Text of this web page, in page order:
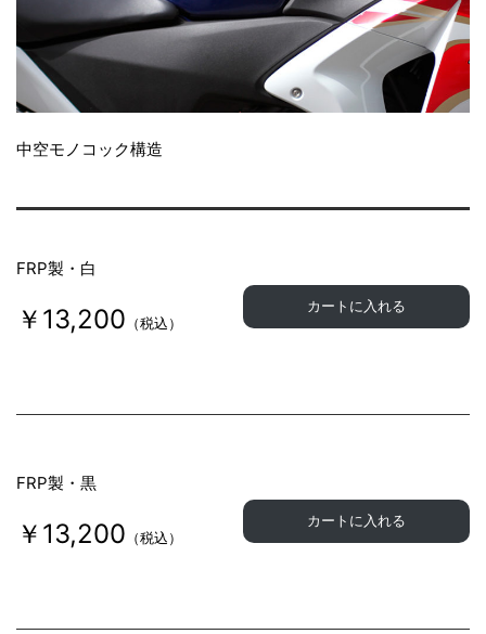
中空モノコック構造
FRP製・白
￥13,200 （税込）
カートに入れる
FRP製・黒
￥13,200 （税込）
カートに入れる